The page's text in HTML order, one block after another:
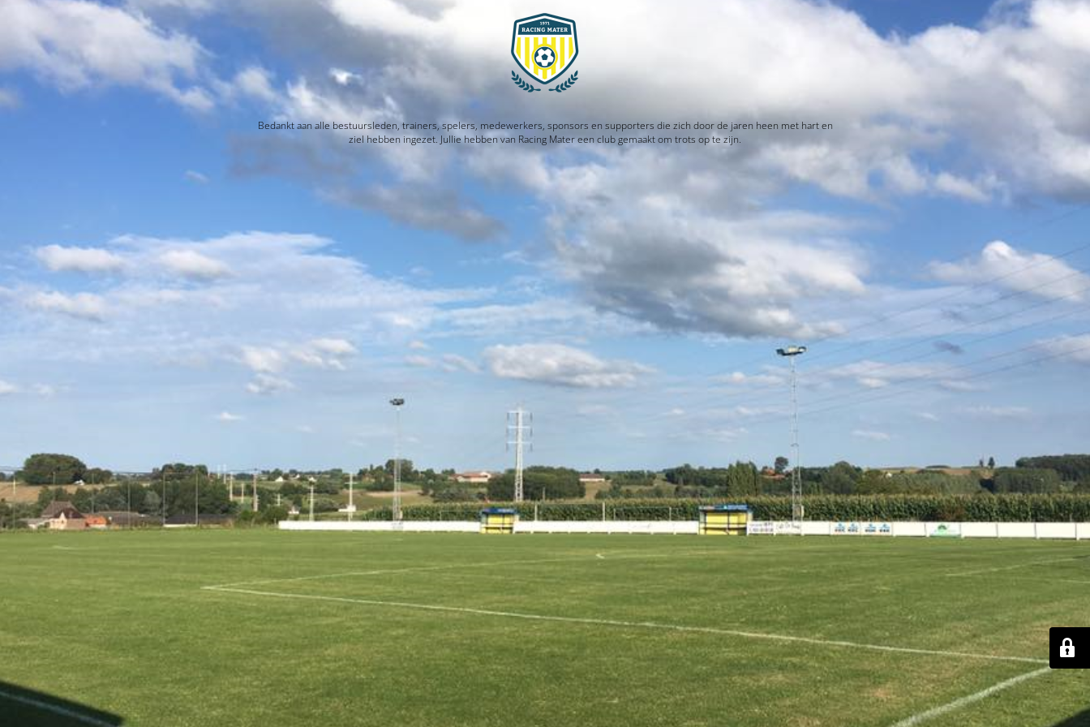
Bedankt aan alle bestuursleden, trainers, spelers, medewerkers, sponsors en supporters die zich door de jaren heen met hart en
ziel hebben ingezet. Jullie hebben van Racing Mater een club gemaakt om trots op te zijn.